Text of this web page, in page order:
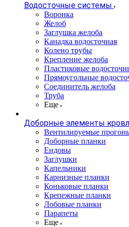
Водосточные системы
Воронка
Желоб
Заглушка желоба
Канадка водосточная
Колено трубы
Крепление желоба
Пластиковые
Прямоугольные
Соединитель желоба
Труба
Еще
Доборные элементы
Вентилируемые
Доборные планки
Ендовы
Заглушки
Капельники
Карнизные планки
Коньковые планки
Крепежные планки
Лобовые планки
Парапеты
Еще